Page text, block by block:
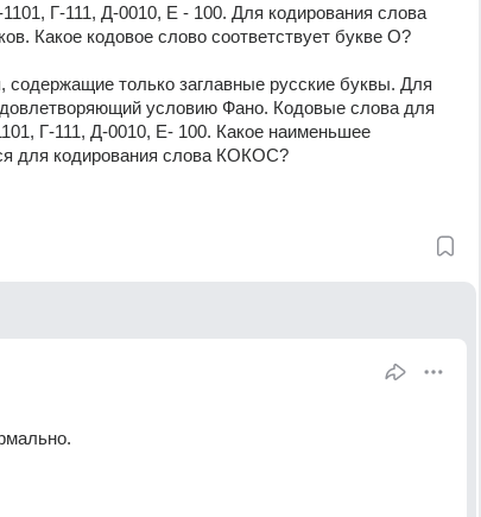
Г-111, Д-0010, Е - 100. Для кодирования слова
Какое кодовое слово соответствует букве О?
только заглавные русские буквы. Для
условию Фано. Кодовые слова для
Г-111, Д-0010, Е- 100. Какое наименьшее
для кодирования слова КОКОС?